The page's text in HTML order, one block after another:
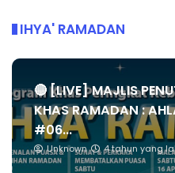
IHYA' RAMADAN
🔴 [LIVE] MAJLIS
KHAS RAMADAN :
#06...
Unknown 4 tahun yang